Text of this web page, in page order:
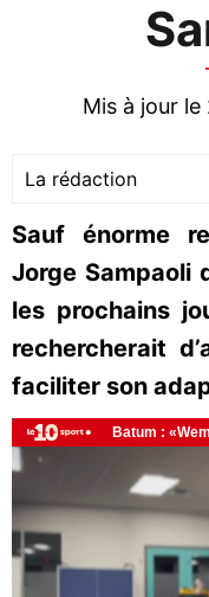
Mis à jour
La rédaction
Sauf énorme
Jorge Sampaoli
les prochains
rechercherait
faciliter son